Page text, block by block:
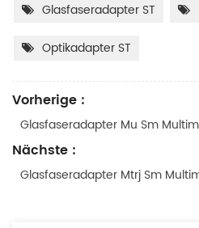
Glasfaseradapter ST
Optikadapter ST
Vorherige :
Glasfaseradapter Mu Sm
Nächste :
Glasfaseradapter Mtrj Sm